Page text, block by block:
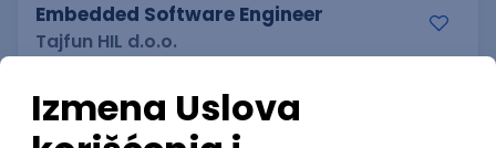
Embedded Software Engineer
Tajfun HIL d.o.o.
Linux C++ Git Svn Python
Matlab Intermediate